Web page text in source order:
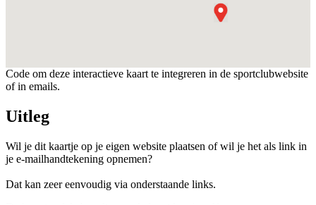
Code om deze interactieve kaart te integreren in de sportclubwebsite
of in emails.
Uitleg
Wil je dit kaartje op je eigen website plaatsen of wil je het als link in
je e-mailhandtekening opnemen?
Dat kan zeer eenvoudig via onderstaande links.